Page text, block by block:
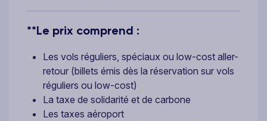
**Le prix comprend :
Les vols réguliers, spéciaux ou low-cost aller-
retour (billets émis dès la réservation sur vols
réguliers ou low-cost)
La taxe de solidarité et de carbone
Les taxes aéroport